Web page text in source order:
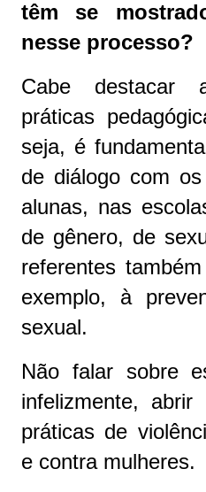
têm se
nesse processo?
Cabe destacar
práticas
seja, é
de diálogo com
alunas, nas
de gênero, de
referentes
exemplo, à
sexual.
Não falar sobre
infelizmente,
práticas de
e contra mulheres.